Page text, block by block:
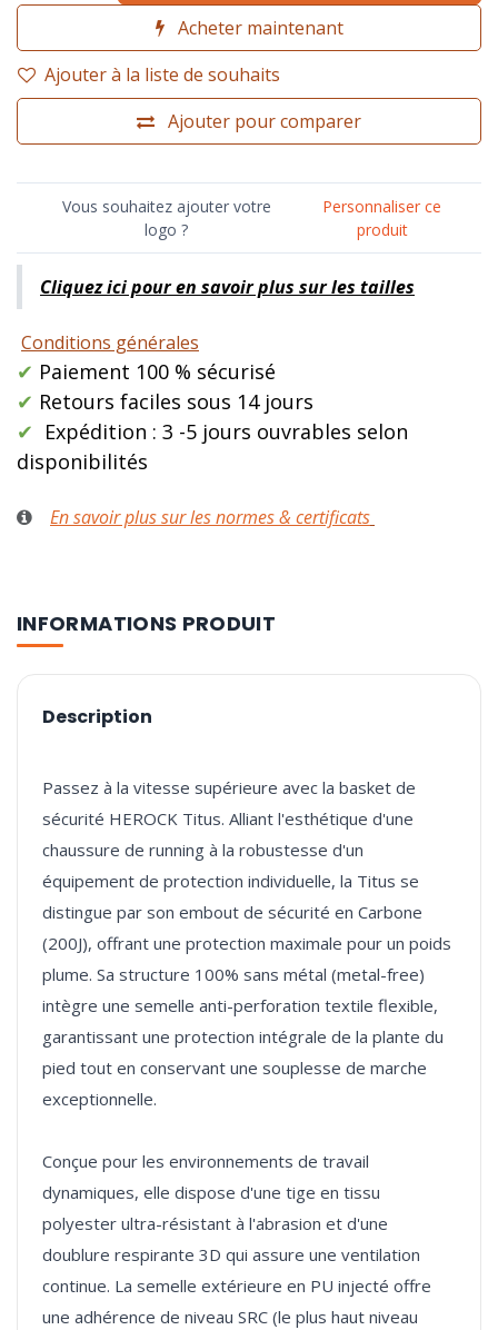
Acheter maintenant
Ajouter pour comparer
Ajouter à la liste de souhaits
Vous souhaitez ajouter votre
logo ?
Personnaliser ce
produit
Cliquez ici pour en savoir plus sur les tailles
Conditions générales
✔ Paiement 100 % sécurisé
✔ Retours faciles sous 14 jours
✔ Expédition : 3 -5 jours ouvrables selon
disponibilités
En savoir plus sur les normes & certificats
INFORMATIONS PRODUIT
Description
Passez à la vitesse supérieure avec la basket de
sécurité HEROCK Titus. Alliant l'esthétique d'une
chaussure de running à la robustesse d'un
équipement de protection individuelle, la Titus se
distingue par son embout de sécurité en Carbone
(200J), offrant une protection maximale pour un poids
plume. Sa structure 100% sans métal (metal-free)
intègre une semelle anti-perforation textile flexible,
garantissant une protection intégrale de la plante du
pied tout en conservant une souplesse de marche
exceptionnelle.
Conçue pour les environnements de travail
dynamiques, elle dispose d'une tige en tissu
polyester ultra-résistant à l'abrasion et d'une
doublure respirante 3D qui assure une ventilation
continue. La semelle extérieure en PU injecté offre
une adhérence de niveau SRC (le plus haut niveau